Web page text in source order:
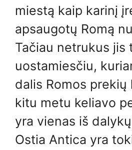
miestą kaip karinį
apsaugotų Romą
Tačiau netrukus jis
uostamiesčiu,
dalis Romos
kitu metu keliavo
yra vienas iš
Ostia Antica yra